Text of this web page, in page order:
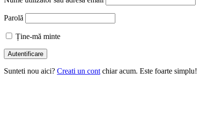
Parolă
Ține-mă minte
Sunteti nou aici? Creati un cont chiar acum. Este foarte simplu!